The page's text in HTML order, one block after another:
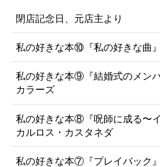
閉店記念日、元店主より
私の好きな本⑩『私の好きな曲
私の好きな本⑨『結婚式のメン
カラーズ
私の好きな本⑧『呪師に成る〜
カルロス・カスタネダ
私の好きな本⑦『プレイバック